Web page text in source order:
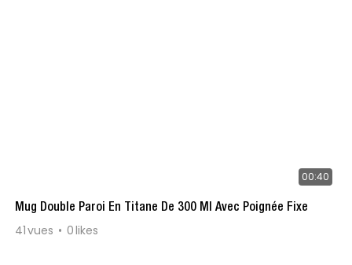
00:40
Mug Double Paroi En Titane De 300 Ml Avec Poignée Fixe
41vues 0likes